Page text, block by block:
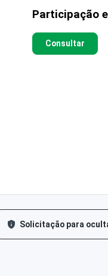
Participação
Consultar
Solicitação para